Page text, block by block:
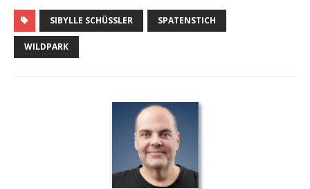
SIBYLLE SCHÜSSLER SPATENSTICH
WILDPARK